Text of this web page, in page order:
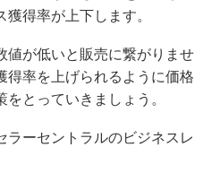
得率が上下します。
値が低いと販売に繋がりませ
得率を上げられるように価格
とっていきましょう。
ラーセントラルのビジネスレ